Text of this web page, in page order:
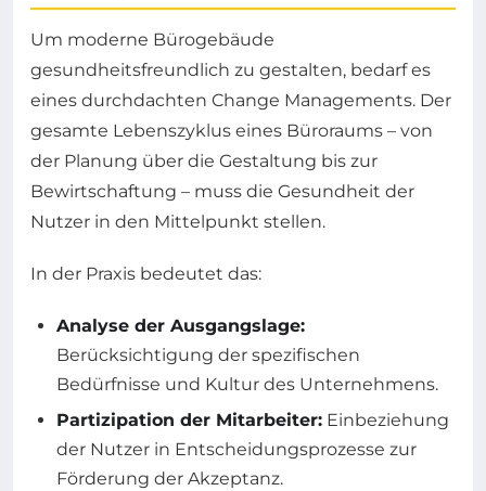
Um moderne Bürogebäude
gesundheitsfreundlich zu gestalten, bedarf es
eines durchdachten Change Managements. Der
gesamte Lebenszyklus eines Büroraums – von
der Planung über die Gestaltung bis zur
Bewirtschaftung – muss die Gesundheit der
Nutzer in den Mittelpunkt stellen.
In der Praxis bedeutet das:
Analyse der Ausgangslage:
Berücksichtigung der spezifischen
Bedürfnisse und Kultur des Unternehmens.
Partizipation der Mitarbeiter: Einbeziehung
der Nutzer in Entscheidungsprozesse zur
Förderung der Akzeptanz.